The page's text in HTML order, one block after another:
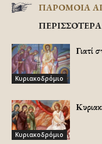
ΠΑΡΟΜΟΙΑ
Κυριακοδρόμιο
Γιατί
Κυριακοδρόμιο